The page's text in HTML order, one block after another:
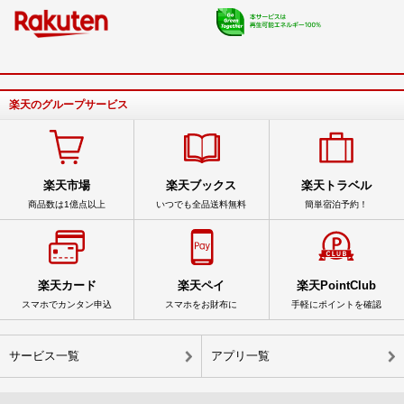
楽天のグループサービス
楽天市場
商品数は1億点以上
楽天ブックス
いつでも全品送料無料
楽天トラベル
簡単宿泊予約！
楽天カード
スマホでカンタン申込
楽天ペイ
スマホをお財布に
楽天PointClub
手軽にポイントを確認
サービス一覧 アプリ一覧